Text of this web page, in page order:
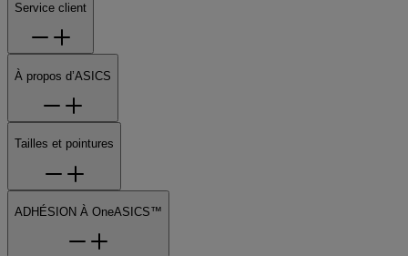
Service client
À propos d’ASICS
Tailles et pointures
ADHÉSION À OneASICS™